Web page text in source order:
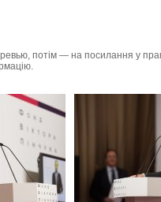
потім — на посилання у